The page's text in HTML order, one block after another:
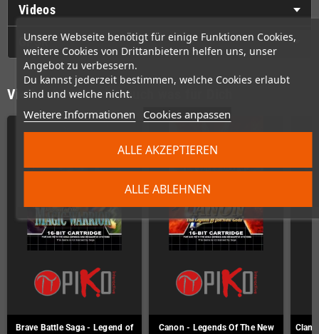
Unsere Webseite benötigt für einige Funktionen Cookies,
weitere Cookies von Drittanbietern helfen uns, unser
Angebot zu verbessern.
Du kannst jederzeit bestimmen, welche Cookies erlaubt
sind und welche nicht.
Weitere Informationen Cookies anpassen
ALLE ABLEHNEN
ALLE AKZEPTIEREN
Videos
GPSR
Vielleicht wäre das auch was für Dich
Brave Battle Saga - Legend of
Canon - Legends Of The New
Clan